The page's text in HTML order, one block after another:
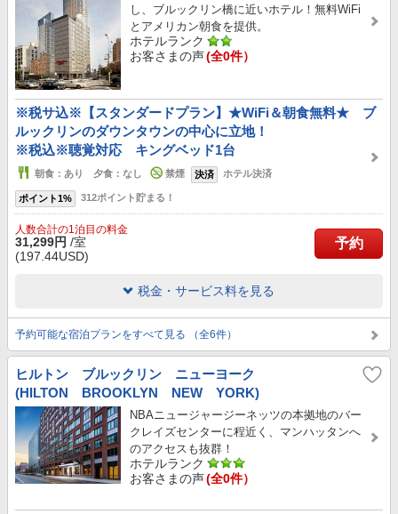
し、ブルックリン橋に近いホテル！無料WiFi
とアメリカン朝食を提供。
ホテルランク
お客さまの声(全0件）
※税サ込※【スタンダードプラン】★WiFi＆朝食無料★ ブ
ルックリンのダウンタウンの中心に立地！
※税込※聴覚対応 キングベッド1台
朝食：あり 夕食：なし 禁煙 決済 ホテル決済
ポイント1% 312ポイント貯まる！
人数合計の1泊目の料金
31,299円 /室
(197.44USD)
予約
税金・サービス料を見る
予約可能な宿泊プランをすべて見る （全6件）
ヒルトン ブルックリン ニューヨーク
(HILTON BROOKLYN NEW YORK)
NBAニュージャージーネッツの本拠地のバー
クレイズセンターに程近く、マンハッタンへ
のアクセスも抜群！
ホテルランク
お客さまの声(全0件）